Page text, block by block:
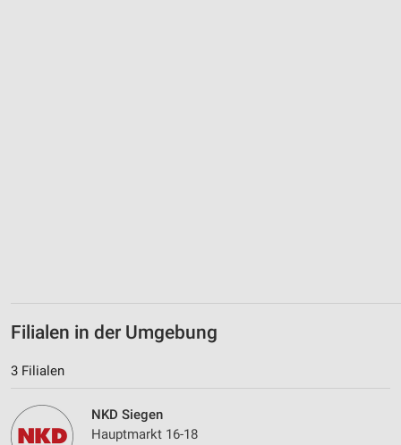
Filialen in der Umgebung
3 Filialen
NKD Siegen
Hauptmarkt 16-18
Entwicklung und Verbesserung der Angebote
Verwendung reduzierter Daten zur Auswahl von
Inhalten
IAB-Besonderheiten:
Verwendung genauer Standortdaten